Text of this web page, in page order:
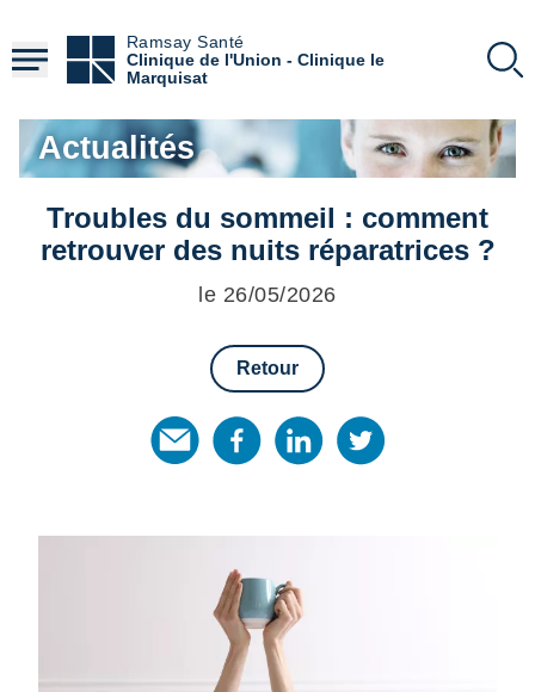
contenu
principal
Ramsay Santé
Clinique de l'Union - Clinique le
Marquisat
Actualités
Troubles du sommeil : comment
retrouver des nuits réparatrices ?
le 26/05/2026
Retour